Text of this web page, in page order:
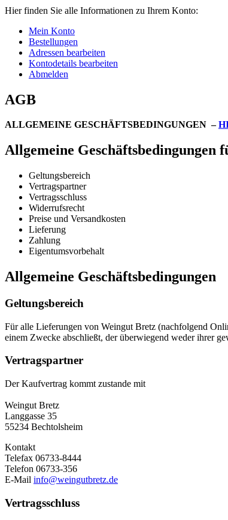
Hier finden Sie alle Informationen zu Ihrem Konto:
Mein Konto
Bestellungen
Adressen bearbeiten
Kontodetails bearbeiten
Abmelden
AGB
ALLGEMEINE GESCHÄFTSBEDINGUNGEN –
Allgemeine Geschäftsbedingungen
Geltungsbereich
Vertragspartner
Vertragsschluss
Widerrufsrecht
Preise und Versandkosten
Lieferung
Zahlung
Eigentumsvorbehalt
Allgemeine Geschäftsbedingungen
Geltungsbereich
Für alle Lieferungen von Weingut Bretz (nachfolgend
einem Zwecke abschließt, der überwiegend weder ihrer
Vertragspartner
Der Kaufvertrag kommt zustande mit
Weingut Bretz
Langgasse 35
55234 Bechtolsheim
Kontakt
Telefax 06733-8444
Telefon 06733-356
E-Mail info@weingutbretz.de
Vertragsschluss